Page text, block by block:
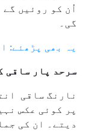
اُن کو روئیں
گی۔
یہ بھی پڑھئے:
سرحد پار ساقی
نارنگ ساقی
پر کوئی عکس
دیتے۔ ان کی